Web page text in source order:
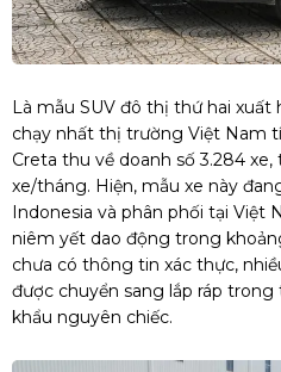
Là mẫu SUV đô thị thứ hai xuất
chạy nhất thị trường Việt Nam
Creta thu về doanh số 3.284
xe/tháng. Hiện, mẫu xe này
Indonesia và phân phối tại Việt
niêm yết dao động trong
chưa có thông tin xác thực,
được chuyển sang lắp ráp
khẩu nguyên chiếc.